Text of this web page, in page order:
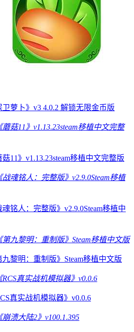
萝卜》v3 4.0.2 解锁无限金币版
11》v1.13.23steam移植中文完整版
铭人：完整版》v2.9.0Steam移植中
黎明：重制版》Steam移植中文版
真实战机模拟器》v0.0.6